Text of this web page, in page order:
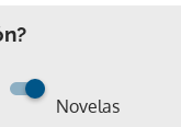
Novelas